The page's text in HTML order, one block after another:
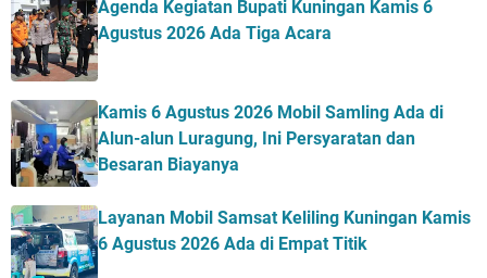
Agenda Kegiatan Bupati Kuningan Kamis 6
Agustus 2026 Ada Tiga Acara
Kamis 6 Agustus 2026 Mobil Samling Ada di
Alun-alun Luragung, Ini Persyaratan dan
Besaran Biayanya
Layanan Mobil Samsat Keliling Kuningan Kamis
6 Agustus 2026 Ada di Empat Titik